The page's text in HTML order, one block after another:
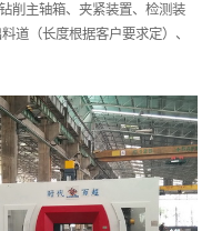
削主轴箱、夹紧装置、检测装
道（长度根据客户要求定）、